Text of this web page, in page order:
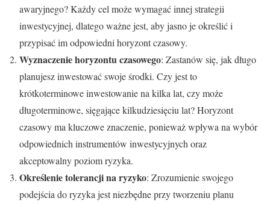
awaryjnego? Każdy cel może wymagać innej strategii
inwestycyjnej, dlatego ważne jest, aby jasno je określić i
przypisać im odpowiedni horyzont czasowy.
Wyznaczenie horyzontu czasowego: Zastanów się, jak długo
planujesz inwestować swoje środki. Czy jest to
krótkoterminowe inwestowanie na kilka lat, czy może
długoterminowe, sięgające kilkudziesięciu lat? Horyzont
czasowy ma kluczowe znaczenie, ponieważ wpływa na wybór
odpowiednich instrumentów inwestycyjnych oraz
akceptowalny poziom ryzyka.
Określenie tolerancji na ryzyko: Zrozumienie swojego
podejścia do ryzyka jest niezbędne przy tworzeniu planu